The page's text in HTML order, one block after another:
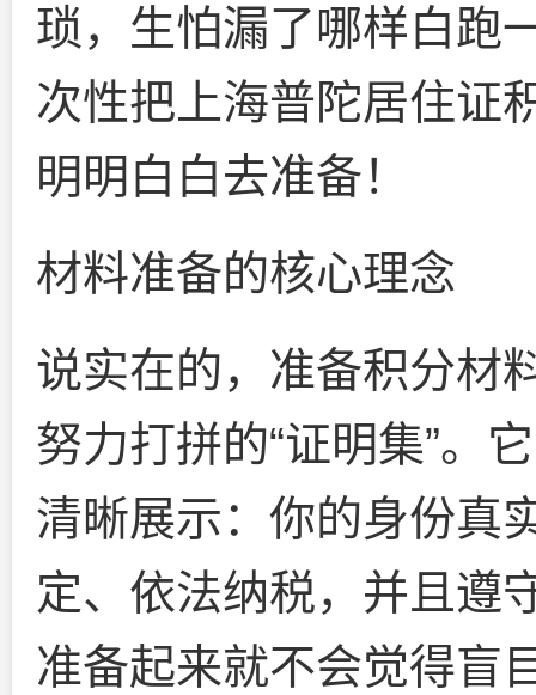
琐，生怕漏了哪样白跑
次性把上海普陀居住证
明明白白去准备！
材料准备的核心理念
说实在的，准备积分材
努力打拼的“证明集”。
清晰展示：你的身份真
定、依法纳税，并且遵
准备起来就不会觉得盲